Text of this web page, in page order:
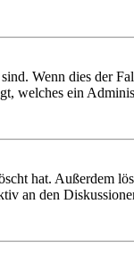
Wenn dies der
welches ein
hat. Außerdem
an den